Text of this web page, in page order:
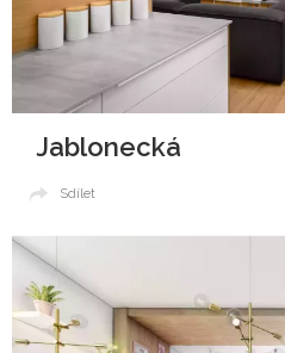
Jablonecká
Sdílet